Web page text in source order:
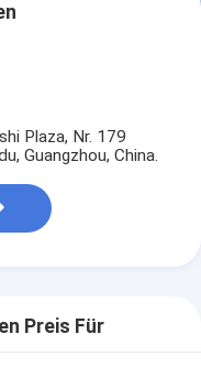
Plaza, Nr. 179
Guangzhou, China.
Preis Für